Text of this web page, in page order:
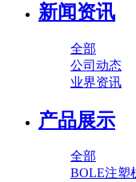
新闻资讯
全部
公司动态
业界资讯
产品展示
全部
BOLE注塑